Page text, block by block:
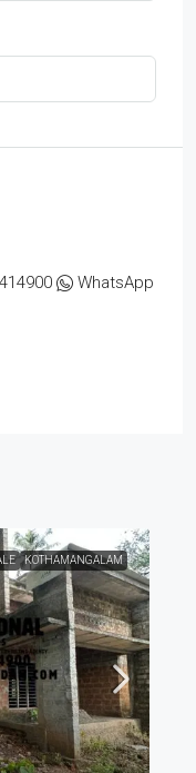
WhatsApp
KOTHAMANGALAM